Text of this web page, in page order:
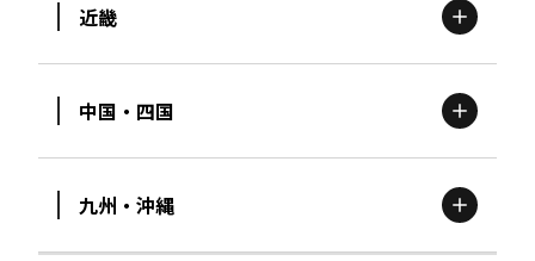
近畿
中国・四国
九州・沖縄